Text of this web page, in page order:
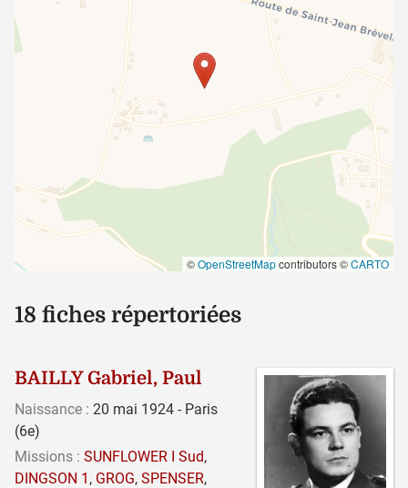
©OpenStreetMapcontributors ©CARTO
18 fiches répertoriées
BAILLY Gabriel, Paul
Naissance : 20 mai 1924 - Paris
(6e)
Missions : SUNFLOWER I Sud,
DINGSON 1 , GROG, SPENSER,